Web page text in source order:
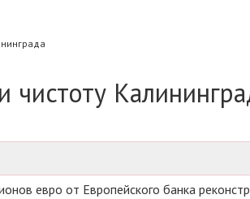
евро от Европейского банка